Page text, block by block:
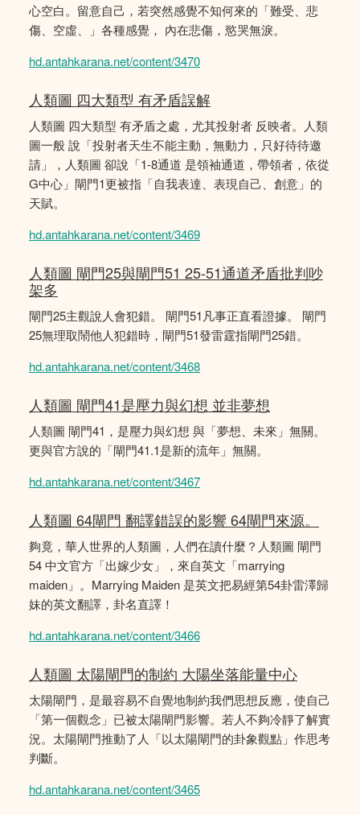
心空白。留意自己，若突然感覺不知何來的「難受、悲
傷、空虛、」各種感覺， 內在悲傷，慾哭無淚。
hd.antahkarana.net/content/3470
人類圖 四大類型 有矛盾誤解
人類圖 四大類型 有矛盾之處，尤其投射者 反映者。人類
圖一般 說「投射者天生不能主動，無動力，只好待待邀
請」，人類圖 卻說「1-8通道 是領袖通道，帶領者，依從
G中心」閘門1更被指「自我表達、表現自己、創意」的
天賦。
hd.antahkarana.net/content/3469
人類圖 閘門25與閘門51 25-51通道矛盾批判吵
架多
閘門25主觀說人會犯錯。 閘門51凡事正直看證據。 閘門
25無理取鬧他人犯錯時，閘門51發雷霆指閘門25錯。
hd.antahkarana.net/content/3468
人類圖 閘門41是壓力與幻想 並非夢想
人類圖 閘門41，是壓力與幻想 與「夢想、未來」無關。
更與官方說的「閘門41.1是新的流年」無關。
hd.antahkarana.net/content/3467
人類圖 64閘門 翻譯錯誤的影響 64閘門來源。
夠竟，華人世界的人類圖，人們在讀什麼？人類圖 閘門
54 中文官方「出嫁少女」，來自英文「marrying
maiden」。Marrying Maiden 是英文把易經第54卦雷澤歸
妹的英文翻譯，卦名直譯！
hd.antahkarana.net/content/3466
人類圖 太陽閘門的制約 大陽坐落能量中心
太陽閘門，是最容易不自覺地制約我們思想反應，使自己
「第一個觀念」已被太陽閘門影響。若人不夠冷靜了解實
況。太陽閘門推動了人「以太陽閘門的卦象觀點」作思考
判斷。
hd.antahkarana.net/content/3465